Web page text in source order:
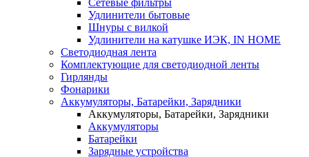
Сетевые фильтры
Удлинители бытовые
Шнуры с вилкой
Удлинители на катушке ИЭК, IN HOME
Светодиодная лента
Комплектующие для светодиодной ленты
Гирлянды
Фонарики
Аккумуляторы, Батарейки, Зарядники
Аккумуляторы, Батарейки, Зарядники
Аккумуляторы
Батарейки
Зарядные устройства